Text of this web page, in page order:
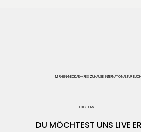
IM RHEIN-NECKAR-KREIS ZUHAUSE, INTERNATIONAL FÜR
FOLGE UNS
DU MÖCHTEST UNS LIVE